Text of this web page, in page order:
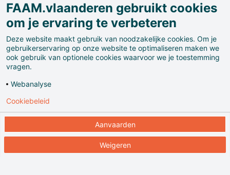
In een buurt die vroeger sterk geïndustrialiseerd was
en het Belgische Manchester genoemd werd, ligt La
Fonderie (de bronsfabriek). La Fonderie plaatst op een
FAAM.vlaanderen gebruikt cookies
om je ervaring te verbeteren
Deze website maakt gebruik van noodzakelijke cookies. Om je
gebruikerservaring op onze website te optimaliseren maken we
ook gebruik van optionele cookies waarvoor we je toestemming
vragen.
Webanalyse
Aanvaarden
Weigeren
Cookiebeleid